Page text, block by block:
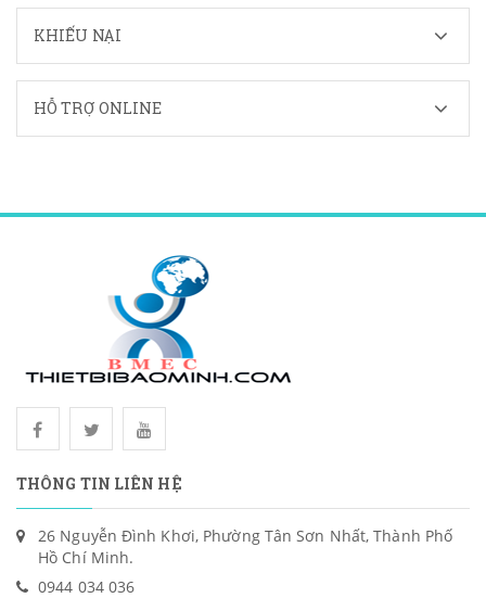
KHIẾU NẠI
HỖ TRỢ ONLINE
THÔNG TIN LIÊN HỆ
26 Nguyễn Đình Khơi, Phường Tân Sơn Nhất, Thành Phố
Hồ Chí Minh.
0944 034 036